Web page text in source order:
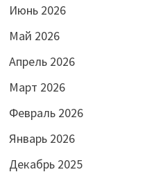
Июнь 2026
Май 2026
Апрель 2026
Март 2026
Февраль 2026
Январь 2026
Декабрь 2025